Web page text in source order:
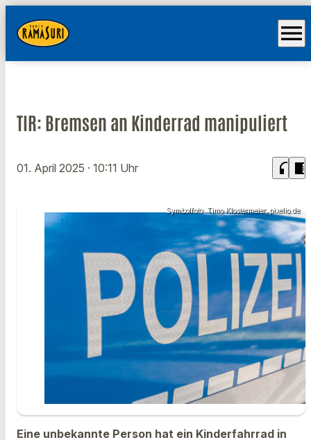
menu
TIR: Bremsen an Kinderrad manipuliert
01. April 2025 · 10:11 Uhr headphones chrome_reader_mode
Symbolfoto: Timo Klostermeier, pixelio.de
Eine unbekannte Person hat ein Kinderfahrrad in